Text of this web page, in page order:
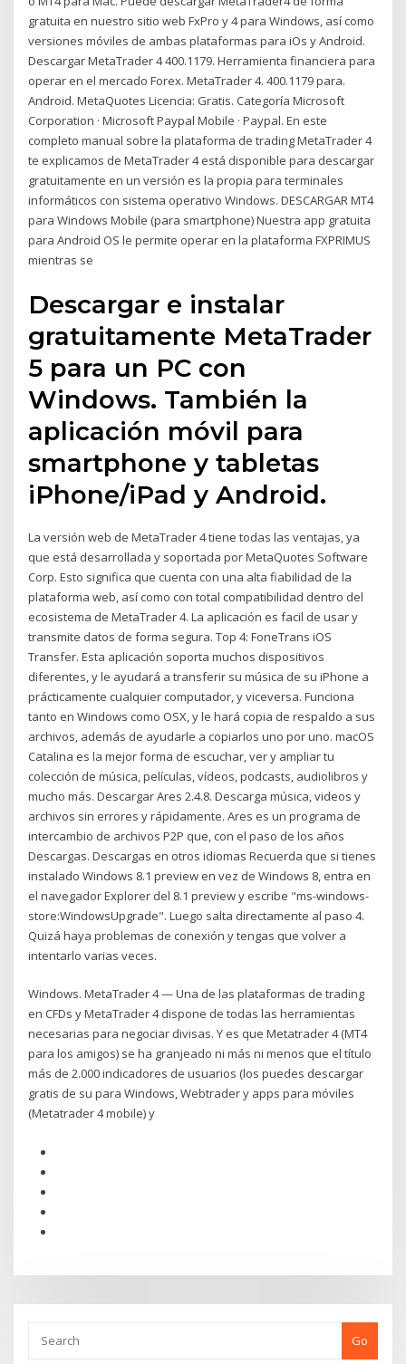
gratuita en nuestro sitio web FxPro y 4 para Windows, así como
versiones móviles de ambas plataformas para iOs y Android.
Descargar MetaTrader 4 400.1179. Herramienta financiera para
operar en el mercado Forex. MetaTrader 4. 400.1179 para.
Android. MetaQuotes Licencia: Gratis. Categoría Microsoft
Corporation · Microsoft Paypal Mobile · Paypal. En este
completo manual sobre la plataforma de trading MetaTrader 4
te explicamos de MetaTrader 4 está disponible para descargar
gratuitamente en un versión es la propia para terminales
informáticos con sistema operativo Windows. DESCARGAR MT4
para Windows Mobile (para smartphone) Nuestra app gratuita
para Android OS le permite operar en la plataforma FXPRIMUS
mientras se
Descargar e instalar
gratuitamente MetaTrader
5 para un PC con
Windows. También la
aplicación móvil para
smartphone y tabletas
iPhone/iPad y Android.
La versión web de MetaTrader 4 tiene todas las ventajas, ya
que está desarrollada y soportada por MetaQuotes Software
Corp. Esto significa que cuenta con una alta fiabilidad de la
plataforma web, así como con total compatibilidad dentro del
ecosistema de MetaTrader 4. La aplicación es facil de usar y
transmite datos de forma segura. Top 4: FoneTrans iOS
Transfer. Esta aplicación soporta muchos dispositivos
diferentes, y le ayudará a transferir su música de su iPhone a
prácticamente cualquier computador, y viceversa. Funciona
tanto en Windows como OSX, y le hará copia de respaldo a sus
archivos, además de ayudarle a copiarlos uno por uno. macOS
Catalina es la mejor forma de escuchar, ver y ampliar tu
colección de música, películas, vídeos, podcasts, audiolibros y
mucho más. Descargar Ares 2.4.8. Descarga música, videos y
archivos sin errores y rápidamente. Ares es un programa de
intercambio de archivos P2P que, con el paso de los años
Descargas. Descargas en otros idiomas Recuerda que si tienes
instalado Windows 8.1 preview en vez de Windows 8, entra en
el navegador Explorer del 8.1 preview y escribe "ms-windows-
store:WindowsUpgrade". Luego salta directamente al paso 4.
Quizá haya problemas de conexión y tengas que volver a
intentarlo varias veces.
Windows. MetaTrader 4 — Una de las plataformas de trading
en CFDs y MetaTrader 4 dispone de todas las herramientas
necesarias para negociar divisas. Y es que Metatrader 4 (MT4
para los amigos) se ha granjeado ni más ni menos que el título
más de 2.000 indicadores de usuarios (los puedes descargar
gratis de su para Windows, Webtrader y apps para móviles
(Metatrader 4 mobile) y
Go